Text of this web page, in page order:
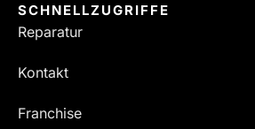
SCHNELLZUGRIFFE
Reparatur
Kontakt
Franchise